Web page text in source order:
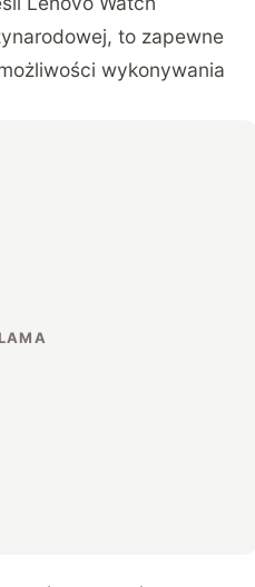
to zapewne
wykonywania